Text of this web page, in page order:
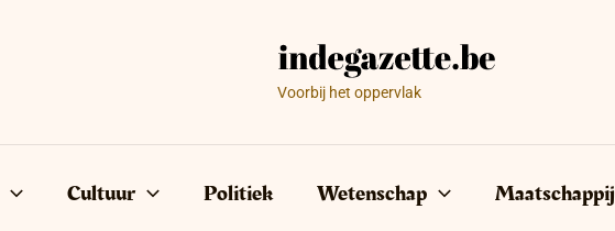
Voorbij het oppervlak
Cultuur Politiek Wetenschap Maatschappij